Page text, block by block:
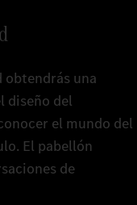
obtendrás una
diseño del
el mundo del
El pabellón
de